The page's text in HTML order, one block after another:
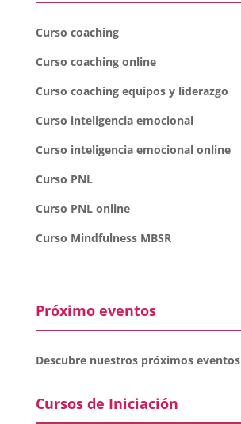
Curso coaching
Curso coaching online
Curso coaching equipos y liderazgo
Curso inteligencia emocional
Curso inteligencia emocional online
Curso PNL
Curso PNL online
Curso Mindfulness MBSR
Próximo eventos
Descubre nuestros próximos eventos
Cursos de Iniciación